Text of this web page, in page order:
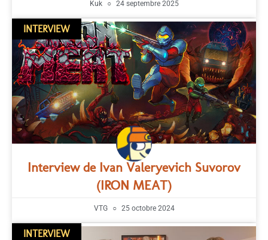
Kuk 24 septembre 2025
INTERVIEW
Interview de Ivan Valeryevich Suvorov
(IRON MEAT)
VTG 25 octobre 2024
INTERVIEW